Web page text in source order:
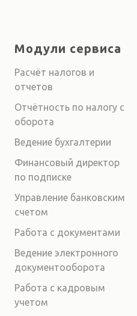
Модули сервиса
Расчёт налогов и
отчетов
Отчётность по налогу с
оборота
Ведение бухгалтерии
Финансовый директор
по подписке
Управление банковским
счетом
Работа с документами
Ведение электронного
документооборота
Работа с кадровым
учетом